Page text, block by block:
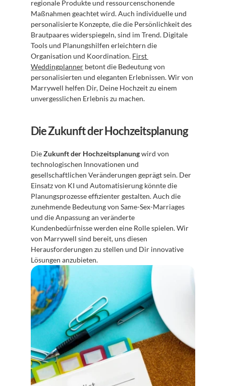
regionale Produkte und ressourcenschonende
Maßnahmen geachtet wird. Auch individuelle und
personalisierte Konzepte, die die Persönlichkeit des
Brautpaares widerspiegeln, sind im Trend. Digitale
Tools und Planungshilfen erleichtern die
Organisation und Koordination. First
Weddingplanner betont die Bedeutung von
personalisierten und eleganten Erlebnissen. Wir von
Marrywell helfen Dir, Deine Hochzeit zu einem
unvergesslichen Erlebnis zu machen.
Die Zukunft der Hochzeitsplanung
Die Zukunft der Hochzeitsplanung wird von
technologischen Innovationen und
gesellschaftlichen Veränderungen geprägt sein. Der
Einsatz von KI und Automatisierung könnte die
Planungsprozesse effizienter gestalten. Auch die
zunehmende Bedeutung von Same-Sex-Marriages
und die Anpassung an veränderte
Kundenbedürfnisse werden eine Rolle spielen. Wir
von Marrywell sind bereit, uns diesen
Herausforderungen zu stellen und Dir innovative
Lösungen anzubieten.